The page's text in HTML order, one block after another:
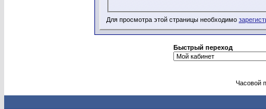
Для просмотра этой страницы необходимо
Быстрый переход
Часовой